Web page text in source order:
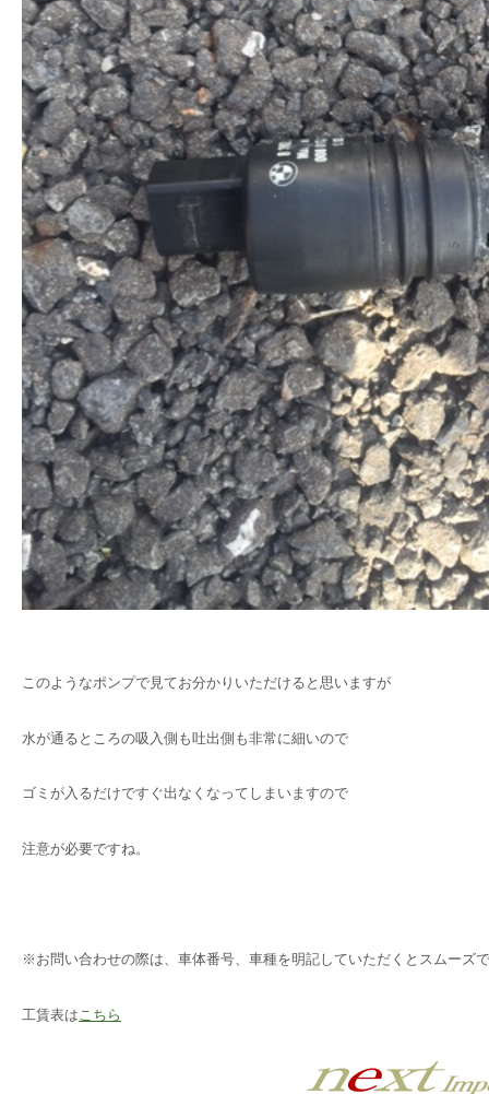
このようなポンプで見てお分かりいただけると思いますが
水が通るところの吸入側も吐出側も非常に細いので
ゴミが入るだけですぐ出なくなってしまいますので
注意が必要ですね。
※お問い合わせの際は、車体番号、車種を明記していただくとスムーズ
工賃表は こちら